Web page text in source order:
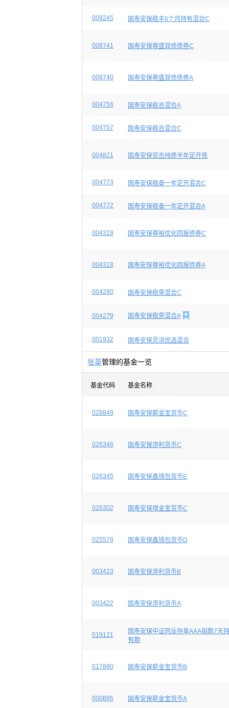
009245 国寿安保稳丰6个月持有混合C
008741 国寿安保尊盛双债债券C
008740 国寿安保尊盛双债债券A
004756 国寿安保稳吉混合A
004757 国寿安保稳吉混合C
004821 国寿安保安吉纯债半年定开债
004773 国寿安保稳泰一年定开混合C
004772 国寿安保稳泰一年定开混合A
004319 国寿安保尊裕优化回报债券C
004318 国寿安保尊裕优化回报债券A
004280 国寿安保稳荣混合C
004279 国寿安保稳荣混合A 
001932 国寿安保灵活优选混合
张英管理的基金一览
基金代码 基金名称
026849 国寿安保薪金宝货币C
026346 国寿安保添利货币C
026345 国寿安保鑫钱包货币E
026302 国寿安保增金宝货币C
025579 国寿安保鑫钱包货币D
003423 国寿安保添利货币B
003422 国寿安保添利货币A
019121
国寿安保中证同业存单AAA指数7天持
有期
017880 国寿安保薪金宝货币B
000895 国寿安保薪金宝货币A